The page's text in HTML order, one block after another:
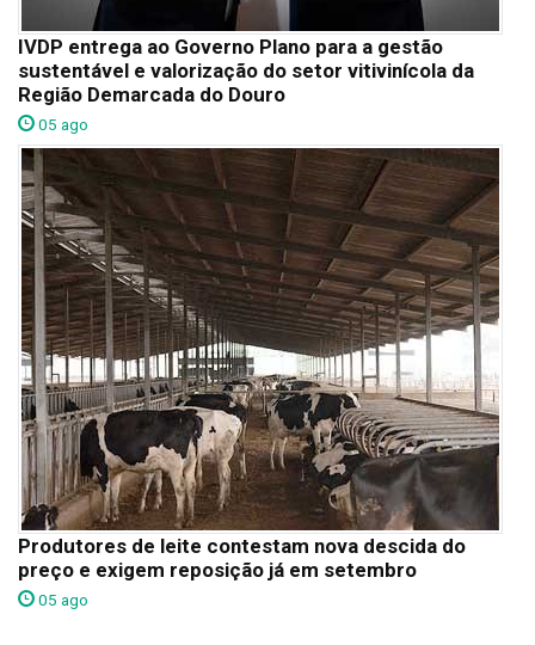
IVDP entrega ao Governo Plano para a gestão
sustentável e valorização do setor vitivinícola da
Região Demarcada do Douro
05 ago
Produtores de leite contestam nova descida do
preço e exigem reposição já em setembro
05 ago